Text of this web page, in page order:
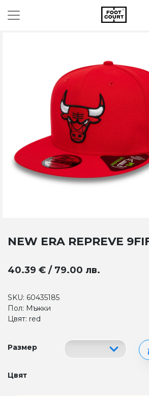
NEW ERA REPREVE
40.39 € / 79.00 лв.
SKU: 60435185
Пол: Мъжки
Цвят: red
Размер
Цвят